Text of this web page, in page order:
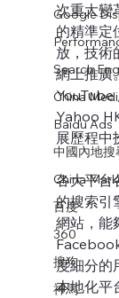
Google
Search
China
Baidu Ads
中國內地搜
China
百度
360
搜狗
神馬
次重大變
的精準定
放，技術
網上推廣
YouTube
Yahoo
展歷程中
各大平台
的搜索引
網站，能
度細分的
本地化平